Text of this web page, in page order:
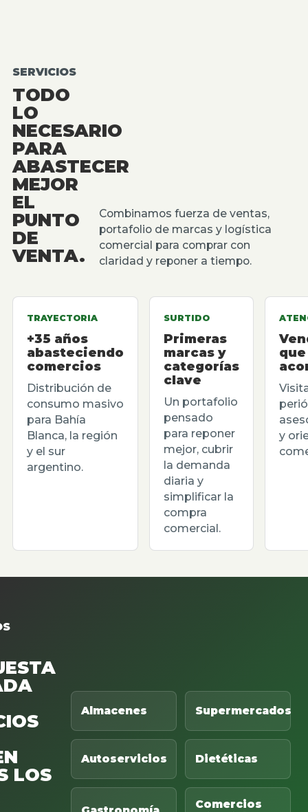
SERVICIOS
TODO
LO
NECESARIO
PARA
ABASTECER
MEJOR
EL
PUNTO
DE
VENTA.
Combinamos fuerza de ventas,
portafolio de marcas y logística
comercial para comprar con
claridad y reponer a tiempo.
TRAYECTORIA
+35 años
abasteciendo
comercios
Distribución de
consumo masivo
para Bahía
Blanca, la región
y el sur
argentino.
SURTIDO
Primeras
marcas y
categorías
clave
Un portafolio
pensado
para reponer
mejor, cubrir
la demanda
diaria y
simplificar la
compra
comercial.
que
y
LOS
Almacenes Supermercados
Autoservicios Dietéticas
Comercios